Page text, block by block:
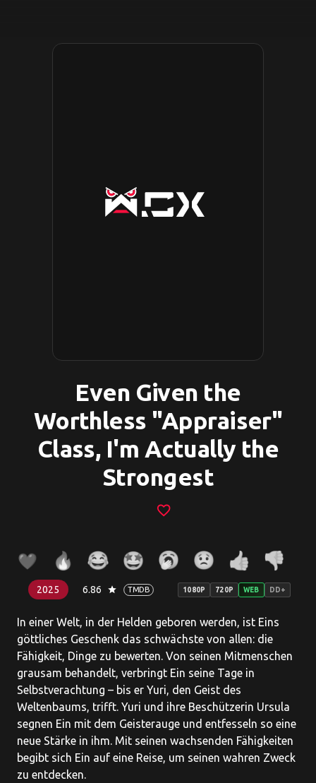
Even Given the
Worthless "Appraiser"
Class, I'm Actually the
Strongest
favorite_border
2025 6.86 star TMDB 1080P 720P WEB DD+
In einer Welt, in der Helden geboren werden, ist Eins
göttliches Geschenk das schwächste von allen: die
Fähigkeit, Dinge zu bewerten. Von seinen Mitmenschen
grausam behandelt, verbringt Ein seine Tage in
Selbstverachtung – bis er Yuri, den Geist des
Weltenbaums, trifft. Yuri und ihre Beschützerin Ursula
segnen Ein mit dem Geisterauge und entfesseln so eine
neue Stärke in ihm. Mit seinen wachsenden Fähigkeiten
begibt sich Ein auf eine Reise, um seinen wahren Zweck
zu entdecken.